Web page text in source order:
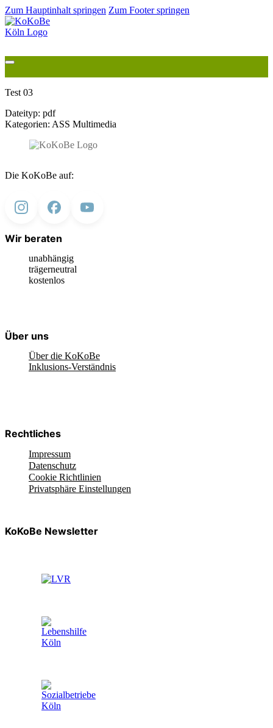
Zum Hauptinhalt springen Zum Footer springen
Test 03
Dateityp: pdf
Kategorien: ASS Multimedia
Die KoKoBe auf:
Wir beraten
unabhängig
trägerneutral
kostenlos
Über uns
Über die KoKoBe
Inklusions-Verständnis
Rechtliches
Impressum
Datenschutz
Cookie Richtlinien
Privatsphäre Einstellungen
KoKoBe Newsletter